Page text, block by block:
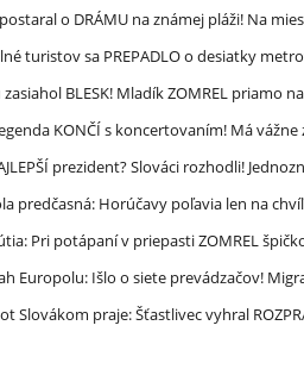
o DRÁMU na známej pláži! Na
turistov sa PREPADLO o desiatky
BLESK! Mladík ZOMREL priamo
KONČÍ s koncertovaním! Má vážne
prezident? Slováci rozhodli!
predčasná: Horúčavy poľavia len na
Pri potápaní v priepasti ZOMREL
Europolu: Išlo o siete prevádzačov!
Slovákom praje: Šťastlivec vyhral